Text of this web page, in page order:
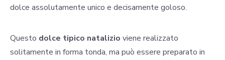
dolce assolutamente unico e decisamente goloso.
Questo dolce tipico natalizio viene realizzato
solitamente in forma tonda, ma può essere preparato in